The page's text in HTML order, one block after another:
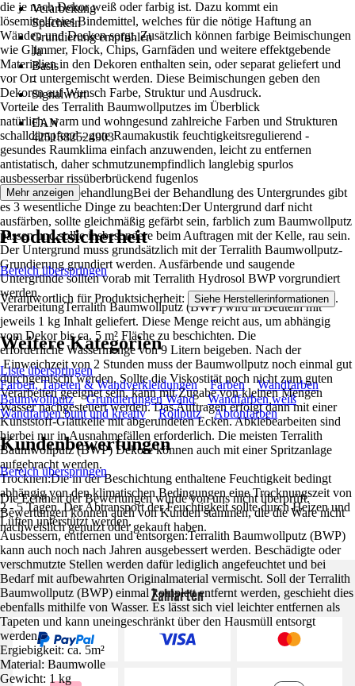
Verarbeitung
Spachteln
Grundierung empfohlen
Ja
Basis
-
Signalwort
-
EAN
4251582524903
die je nach Dekor weiß oder farbig ist. Dazu kommt ein
lösemittelfreies Bindemittel, welches für die nötige Haftung an
Wänden und Decken sorgt. Zusätzlich können farbige Beimischungen
wie Glimmer, Flock, Chips, Garnfäden und weitere effektgebende
Materialien in den Dekoren enthalten sein, oder separat geliefert und
vor Ort untergemischt werden. Diese Beimischungen geben den
Dekoren auf Wunsch Farbe, Struktur und Ausdruck.
Vorteile des Terralith Baumwollputzes im Überblick
natürlich, warm und wohngesund zahlreiche Farben und Strukturen
schalldämpfend - gute Raumakustik feuchtigkeitsregulierend -
gesundes Raumklima einfach anzuwenden, leicht zu entfernen
antistatisch, daher schmutzunempfindlich langlebig spurlos
ausbesserbar rissüberbrückend fugenlos
UntergrundvorbehandlungBei der Behandlung des Untergrundes gibt
es 3 wesentliche Dinge zu beachten:Der Untergrund darf nicht
ausfärben, sollte gleichmäßig gefärbt sein, farblich zum Baumwollputz
passen und sollte insbesondere beim Auftragen mit der Kelle, rau sein.
Der Untergrund muss grundsätzlich mit der Terralith Baumwollputz-
Grundierung grundiert werden. Ausfärbende und saugende
Untergründe sollten vorab mit Terralith Hydrosol BWP vorgrundiert
werden.
VerarbeitungTerralith Baumwollputz (BWP) wird in Beuteln mit
jeweils 1 kg Inhalt geliefert. Diese Menge reicht aus, um abhängig
vom Dekor bis ca. 5 m² Fläche zu beschichten. Die
erforderliche Wassermenge von 9 Litern beigeben. Nach der
Einweichzeit von 2 Stunden muss der Baumwollputz noch einmal gut
durchgemischt werden. Sollte die Viskostität noch nicht zum guten
Verarbeiten geeignet sein, kann mit Zugabe von kleinen Mengen
Wasser nachgesteuert werden. Das Auftragen erfolgt dann mit einer
Kunststoff-Glättkelle mit abgerundeten Ecken. Abklebearbeiten sind
hierbei nur in Ausnahmefällen erforderlich. Die meisten Terralith
Baumwollputz (BWP) Dekore können auch mit einer Spritzanlage
aufgebracht werden.
Trocknen:Die in der Beschichtung enthaltene Feuchtigkeit bedingt
abhängig von den klimatischen Bedingungen eine Trocknungszeit von
2 - 5 Tagen. Der Abtransport der Feuchtigkeit sollte durch Heizen und
Lüften unterstützt werden.
Ausbessern, entfernen und entsorgen:Terralith Baumwollputz (BWP)
kann auch noch nach Jahren ausgebessert werden. Beschädigte oder
verschmutzte Stellen werden dafür lediglich angefeuchtet und bei
Bedarf mit aufbewahrten Originalmaterial vermischt. Soll der Terralith
Baumwollputz (BWP) einmal komplett entfernt werden, geschieht dies
ebenfalls mithilfe von Wasser. Es lässt sich viel leichter entfernen als
Tapeten und kann uneingeschränkt über den Hausmüll entsorgt
werden.
Ergiebigkeit: ca. 5m²
Material: Baumwolle
Gewicht: 1 kg
Mehr anzeigen
Produktsicherheit
Bereich überspringen
Verantwortlich für Produktsicherheit: Siehe Herstellerinformationen .
Weitere Kategorien
Liste überspringen
Farben, Tapeten & Wandverkleidungen
Farben
Wandfarben
Baumwollputz
Grundierungen Wand
Wandfarben weiß
Wandfarben bunt und kreativ
Rollputz Abtönfarben
Kundenbewertungen
Bereich überspringen
Die Echtheit der Bewertungen wurde von uns nicht überprüft.
Bewertungen können auch von Kunden stammen, die die Ware nicht
nachweislich genutzt oder gekauft haben.
Zahlarten